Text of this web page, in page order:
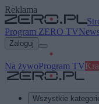
Reklama
Program ZERO TV
Zaloguj
Na żywoProgram TV
Wszystkie